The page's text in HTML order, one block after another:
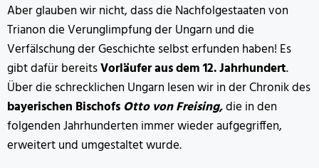
Aber glauben wir nicht, dass die Nachfolgestaaten von
Trianon die Verunglimpfung der Ungarn und die
Verfälschung der Geschichte selbst erfunden haben! Es
gibt dafür bereitsVorläufer aus dem 12. Jahrhundert.
Über die schrecklichen Ungarn lesen wir in der Chronik des
bayerischen Bischofs Otto von Freising,die in den
folgenden Jahrhunderten immer wieder aufgegriffen,
erweitert und umgestaltet wurde.